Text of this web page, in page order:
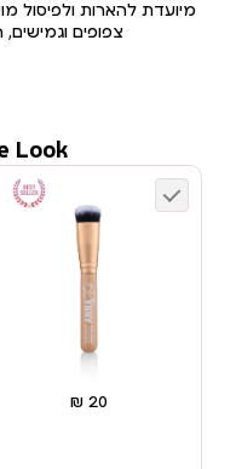
מיועדת להארות ולפיסול
צפופים
Look